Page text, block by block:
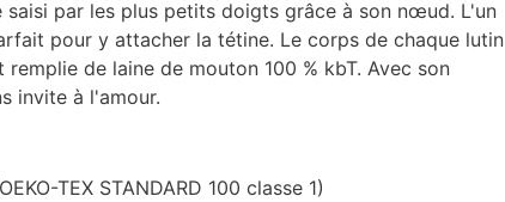
saisi par les plus petits doigts grâce à son nœud. L'un
pour y attacher la tétine. Le corps de chaque lutin
de laine de mouton 100 % kbT. Avec son
invite à l'amour.
TEX STANDARD 100 classe 1)